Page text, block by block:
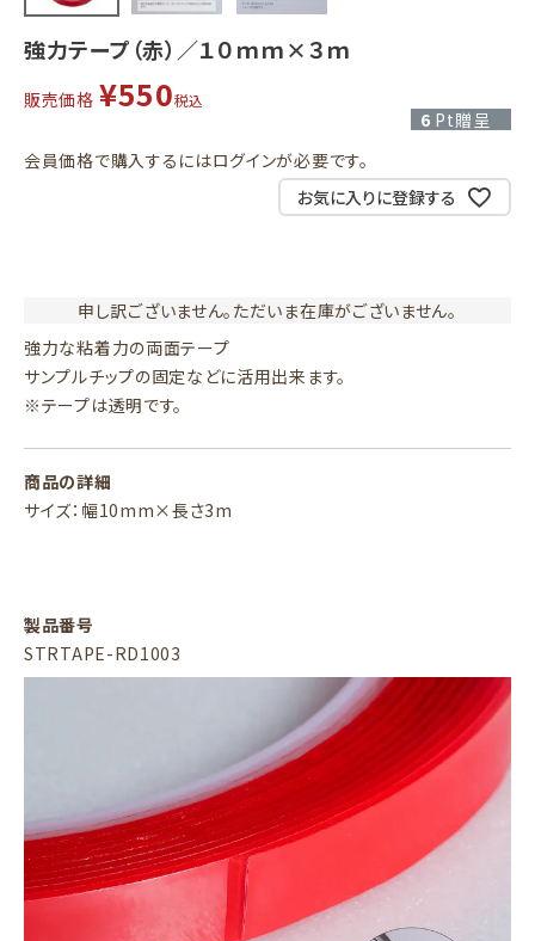
強力テープ（赤）／１０ｍｍ×３ｍ
販売価格 ¥550税込
6 Pt贈呈
会員価格で購入するにはログインが必要です。
お気に入りに登録する
申し訳ございません。ただいま在庫がございません。
強力な粘着力の両面テープ
サンプルチップの固定などに活用出来ます。
※テープは透明です。
商品の詳細
サイズ：幅10mm×長さ3m
製品番号
STRTAPE-RD1003